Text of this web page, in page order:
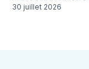
30 juillet 2026